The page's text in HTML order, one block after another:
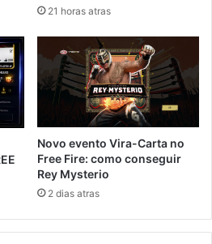
21 horas atras
Novo evento Vira-Carta no
Free Fire: como conseguir
Rey Mysterio
2 dias atras